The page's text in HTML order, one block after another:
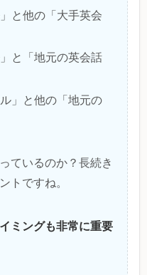
と他の「大手英会
と「地元の英会話
」と他の「地元の
ているのか？長続き
トですね。
ミングも非常に重要